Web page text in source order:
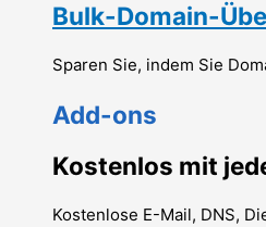
Bulk-Domain-
Sparen Sie, indem Sie
Add-ons
Kostenlos mit
Kostenlose E-Mail, DNS,